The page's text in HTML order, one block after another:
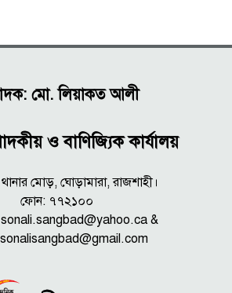
মো. লিয়াকত আলী
ও বাণিজ্যিক কার্যালয়
থানার মোড়, ঘোড়ামারা, রাজশাহী।
ফোন: ৭৭২১০০
&